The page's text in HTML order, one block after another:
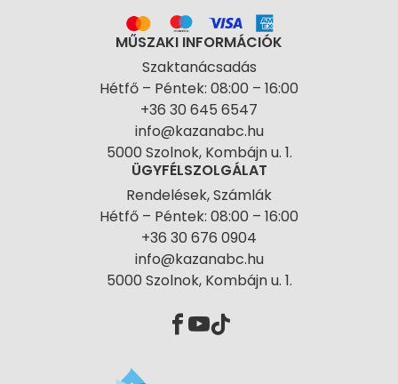
MŰSZAKI INFORMÁCIÓK
Szaktanácsadás
Hétfő – Péntek: 08:00 – 16:00
+36 30 645 6547
info@kazanabc.hu
5000 Szolnok, Kombájn u. 1.
ÜGYFÉLSZOLGÁLAT
Rendelések, Számlák
Hétfő – Péntek: 08:00 – 16:00
+36 30 676 0904
info@kazanabc.hu
5000 Szolnok, Kombájn u. 1.